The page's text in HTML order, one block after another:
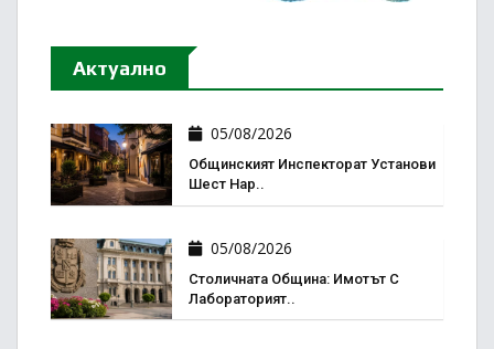
Актуално
05/08/2026
Общинският Инспекторат Установи
Шест Нар..
05/08/2026
Столичната Община: Имотът С
Лабораторият..